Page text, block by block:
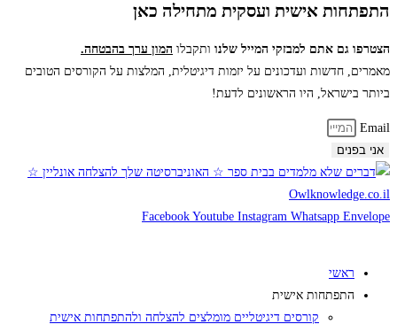
התפתחות אישית ועסקית מתחילה כאן
הצטרפו גם אתם למבזקי המייל שלנו ותקבלו המון ערך בהבטחה.
מאמרים, חדשות ועדכונים על יזמות דיגיטלית, המלצות על הקורסים הטובים
ביותר בישראל, היו הראשונים לדעת!
Email
אני בפנים
Facebook Youtube Instagram Whatsapp Envelope
ראשי
התפתחות אישית
קורסים דיגיטליים מומלצים להצלחה ולהתפתחות אישית